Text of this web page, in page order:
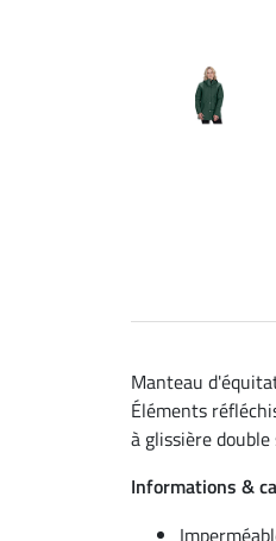
Manteau
Éléments
à glissière
Informations &